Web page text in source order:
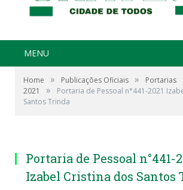
MENU
Home » Publicações Oficiais » Portarias
2021
»
Portaria de Pessoal n°441-2021
Santos Trinda
Portaria de Pessoal n°441-
Izabel Cristina dos Santos